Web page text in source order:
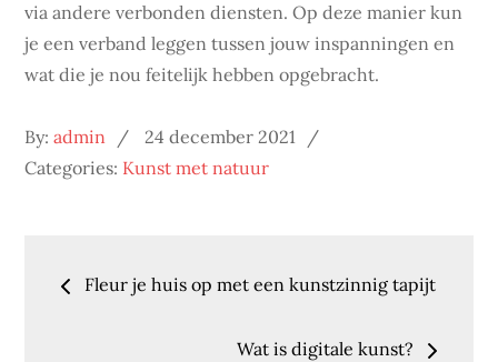
via andere verbonden diensten. Op deze manier kun
je een verband leggen tussen jouw inspanningen en
wat die je nou feitelijk hebben opgebracht.
By:admin
Posted
on
24 december 2021
Categories: Kunst met natuur
Bericht
navigatie
Fleur je huis op met een kunstzinnig tapijt
Wat is digitale kunst?